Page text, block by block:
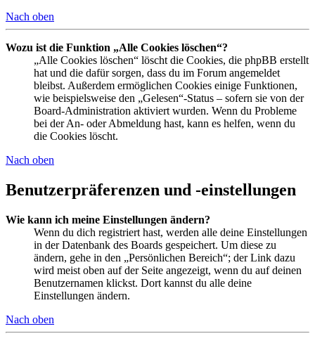
Nach oben
Wozu ist die Funktion „Alle Cookies löschen“?
„Alle Cookies löschen“ löscht die Cookies, die phpBB erstellt
hat und die dafür sorgen, dass du im Forum angemeldet
bleibst. Außerdem ermöglichen Cookies einige Funktionen,
wie beispielsweise den „Gelesen“-Status – sofern sie von der
Board-Administration aktiviert wurden. Wenn du Probleme
bei der An- oder Abmeldung hast, kann es helfen, wenn du
die Cookies löscht.
Nach oben
Benutzerpräferenzen und -einstellungen
Wie kann ich meine Einstellungen ändern?
Wenn du dich registriert hast, werden alle deine Einstellungen
in der Datenbank des Boards gespeichert. Um diese zu
ändern, gehe in den „Persönlichen Bereich“; der Link dazu
wird meist oben auf der Seite angezeigt, wenn du auf deinen
Benutzernamen klickst. Dort kannst du alle deine
Einstellungen ändern.
Nach oben